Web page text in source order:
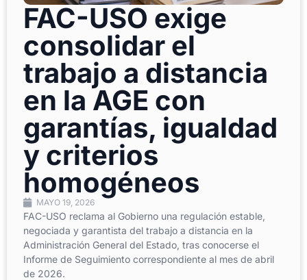
FAC-USO exige
consolidar el
trabajo a distancia
en la AGE con
garantías, igualdad
y criterios
homogéneos
MAYO 19, 2026
FAC-USO reclama al Gobierno una regulación estable,
negociada y garantista del trabajo a distancia en la
Administración General del Estado, tras conocerse el
Informe de Seguimiento correspondiente al mes de abril
de 2026.